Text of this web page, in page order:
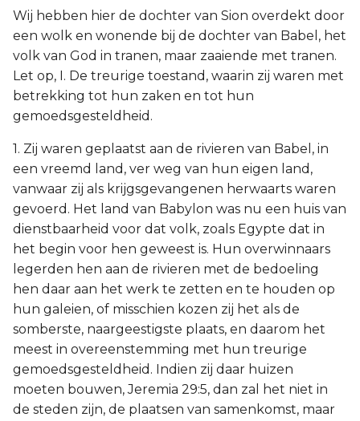
Wij hebben hier de dochter van Sion overdekt door
een wolk en wonende bij de dochter van Babel, het
volk van God in tranen, maar zaaiende met tranen.
Let op, I. De treurige toestand, waarin zij waren met
betrekking tot hun zaken en tot hun
gemoedsgesteldheid.
1. Zij waren geplaatst aan de rivieren van Babel, in
een vreemd land, ver weg van hun eigen land,
vanwaar zij als krijgsgevangenen herwaarts waren
gevoerd. Het land van Babylon was nu een huis van
dienstbaarheid voor dat volk, zoals Egypte dat in
het begin voor hen geweest is. Hun overwinnaars
legerden hen aan de rivieren met de bedoeling
hen daar aan het werk te zetten en te houden op
hun galeien, of misschien kozen zij het als de
somberste, naargeestigste plaats, en daarom het
meest in overeenstemming met hun treurige
gemoedsgesteldheid. Indien zij daar huizen
moeten bouwen, Jeremia 29:5, dan zal het niet in
de steden zijn, de plaatsen van samenkomst, maar